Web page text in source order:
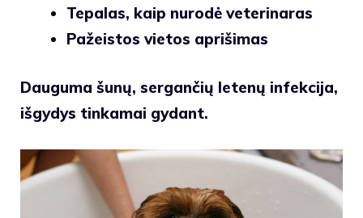
Tepalas, kaip nurodė veterinaras
Pažeistos vietos aprišimas
Dauguma šunų, sergančių letenų infekcija,
išgydys tinkamai gydant.